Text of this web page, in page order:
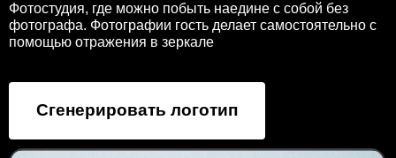
Фотостудия, где можно побыть наедине с собой без
фотографа. Фотографии гость делает самостоятельно с
помощью отражения в зеркале
Сгенерировать логотип